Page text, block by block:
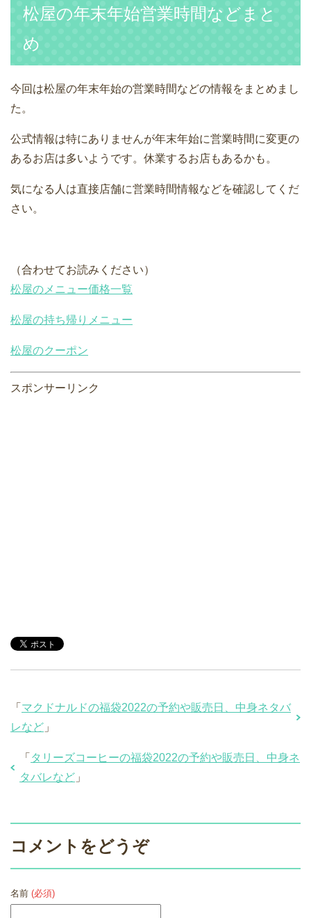
松屋の年末年始営業時間などまと
め
今回は松屋の年末年始の営業時間などの情報をまとめまし
た。
公式情報は特にありませんが年末年始に営業時間に変更の
あるお店は多いようです。休業するお店もあるかも。
気になる人は直接店舗に営業時間情報などを確認してくだ
さい。
（合わせてお読みください）
松屋のメニュー価格一覧
松屋の持ち帰りメニュー
松屋のクーポン
スポンサーリンク
「 マクドナルドの福袋2022の予約や販売日、中身ネタバ
レなど 」
「 タリーズコーヒーの福袋2022の予約や販売日、中身ネ
タバレなど 」
コメントをどうぞ
名前 (必須)